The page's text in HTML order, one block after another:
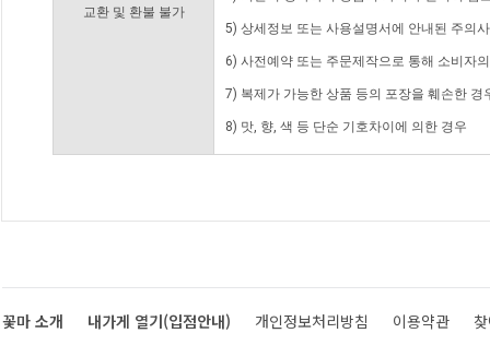
교환 및 환불 불가
5) 상세정보 또는 사용설명서에 안내된 주의
6) 사전예약 또는 주문제작으로 통해 소비자
7) 복제가 가능한 상품 등의 포장을 훼손한 경
8) 맛, 향, 색 등 단순 기호차이에 의한 경우
꽃마 소개 내가게 열기(입점안내) 개인정보처리방침 이용약관